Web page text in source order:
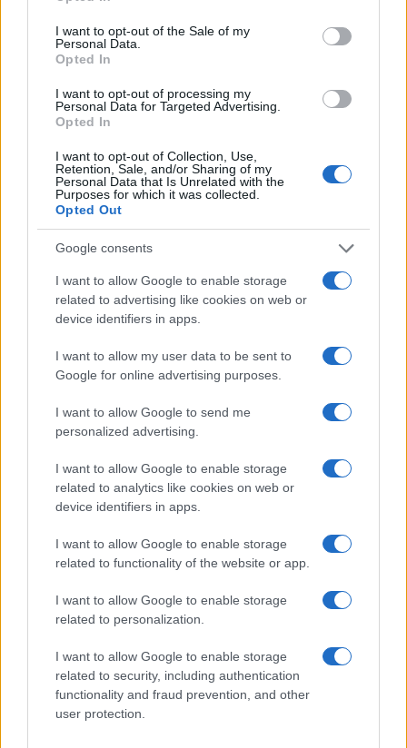
I want to opt-out of the Sale of my
Personal Data.
Opted In
I want to opt-out of processing my
Personal Data for Targeted Advertising.
Opted In
I want to opt-out of Collection, Use,
Retention, Sale, and/or Sharing of my
Personal Data that Is Unrelated with the
Purposes for which it was collected.
Opted Out
Google consents
I want to allow Google to enable storage
related to advertising like cookies on web or
device identifiers in apps.
I want to allow my user data to be sent to
Google for online advertising purposes.
I want to allow Google to send me
personalized advertising.
I want to allow Google to enable storage
related to analytics like cookies on web or
device identifiers in apps.
I want to allow Google to enable storage
related to functionality of the website or app.
I want to allow Google to enable storage
related to personalization.
I want to allow Google to enable storage
related to security, including authentication
functionality and fraud prevention, and other
user protection.
vremena premješten u Dom sportova. Uprkos
promjeni lokacije, atmosfera je ostala odlična, a
Laurie je tada stekao simpatije hrvatske publike,
što njegovim riječima podrške upućenim Luki
Modriću daje dodatnu težinu.
#Hugh Laurie #Mundijal
POVEZANO
Sport
Ova navijačica izgovorila je ono
što je cijela Hrvatska mislila
nakon Portugala